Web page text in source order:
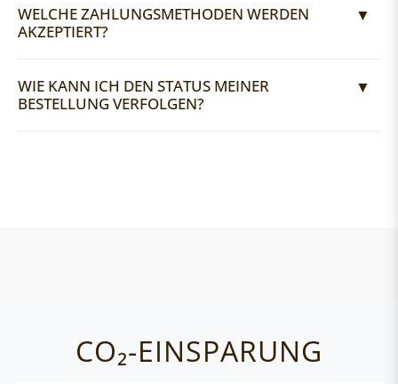
WELCHE ZAHLUNGSMETHODEN WERDEN
AKZEPTIERT?
WIE KANN ICH DEN STATUS MEINER
BESTELLUNG VERFOLGEN?
CO₂-EINSPARUNG